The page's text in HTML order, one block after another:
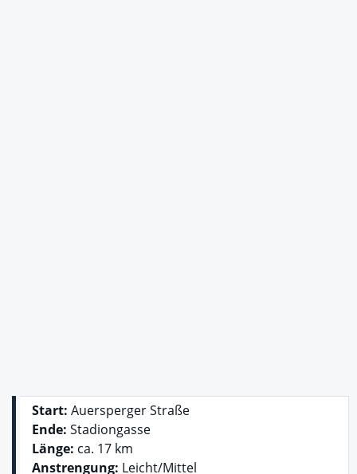
Start: Auersperger Straße
Ende: Stadiongasse
Länge: ca. 17 km
Anstrengung: Leicht/Mittel